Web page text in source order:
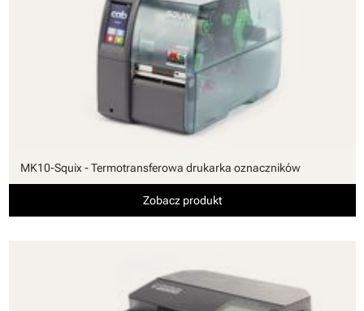
MK10-Squix - Termotransferowa drukarka oznaczników
Zobacz produkt